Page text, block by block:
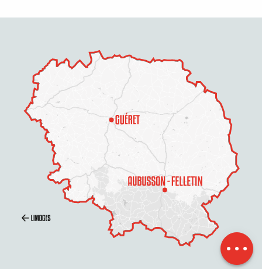
Beschreibung
Service
Preise
Per E-Mail
kontaktieren